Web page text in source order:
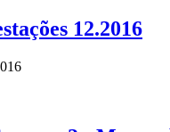
12.2016